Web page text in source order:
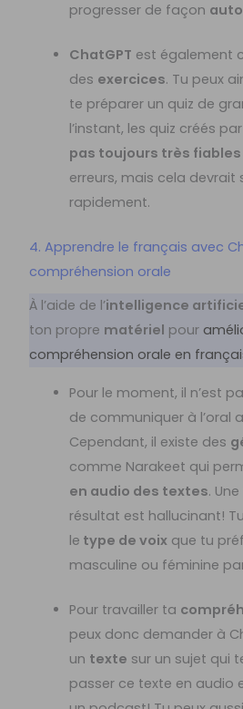
progresser de façon
ChatGPT est également
des exercices. Tu peux
te préparer un quiz de
l’instant, les quiz créés
pas toujours très fiables
erreurs, mais cela devrait
rapidement.
4. Apprendre le français avec
compréhension orale
À l’aide de l’intelligence
ton propre matériel pour
compréhension orale en
Pour le moment, il n’est
de communiquer à l’oral
Cependant, il existe des
comme Narakeet qui
en audio des textes.
résultat est hallucinant!
le type de voix que tu
masculine ou féminine
Pour travailler ta
peux donc demander à
un texte sur un sujet qui
passer ce texte en audio